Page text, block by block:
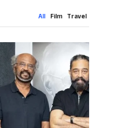
All Film Travel